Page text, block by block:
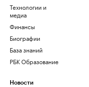
Технологии и
медиа
Финансы
Биографии
База знаний
РБК Образование
Новости